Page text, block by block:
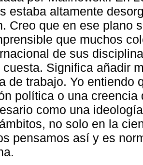
estaba altamente
Creo que en ese plano
que muchos
de sus
cuesta. Significa añadir
de trabajo. Yo entiendo
política o una
como una
no solo en la
pensamos así y es